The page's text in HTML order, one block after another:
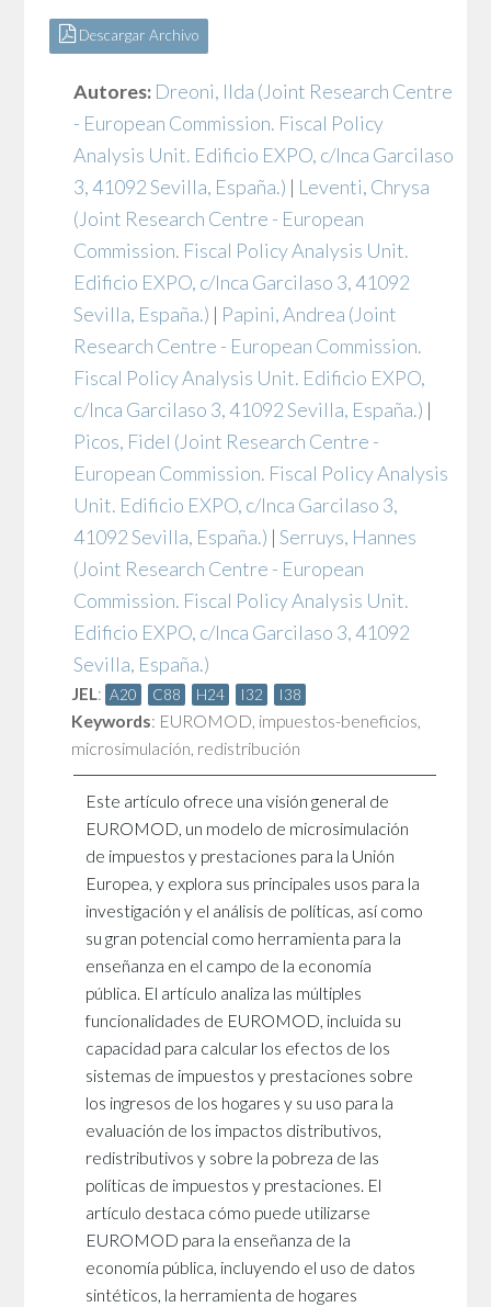
Descargar Archivo
Autores: Dreoni, Ilda (Joint Research Centre
- European Commission. Fiscal Policy
Analysis Unit. Edificio EXPO, c/Inca Garcilaso
3, 41092 Sevilla, España.) | Leventi, Chrysa
(Joint Research Centre - European
Commission. Fiscal Policy Analysis Unit.
Edificio EXPO, c/Inca Garcilaso 3, 41092
Sevilla, España.) | Papini, Andrea (Joint
Research Centre - European Commission.
Fiscal Policy Analysis Unit. Edificio EXPO,
c/Inca Garcilaso 3, 41092 Sevilla, España.) |
Picos, Fidel (Joint Research Centre -
European Commission. Fiscal Policy Analysis
Unit. Edificio EXPO, c/Inca Garcilaso 3,
41092 Sevilla, España.) |Serruys, Hannes
(Joint Research Centre - European
Commission. Fiscal Policy Analysis Unit.
Edificio EXPO, c/Inca Garcilaso 3, 41092
Sevilla, España.)
JEL: A20 C88 H24 I32 I38
Keywords: EUROMOD, impuestos-beneficios,
microsimulación, redistribución
Este artículo ofrece una visión general de
EUROMOD, un modelo de microsimulación
de impuestos y prestaciones para la Unión
Europea, y explora sus principales usos para la
investigación y el análisis de políticas, así como
su gran potencial como herramienta para la
enseñanza en el campo de la economía
pública. El artículo analiza las múltiples
funcionalidades de EUROMOD, incluida su
capacidad para calcular los efectos de los
sistemas de impuestos y prestaciones sobre
los ingresos de los hogares y su uso para la
evaluación de los impactos distributivos,
redistributivos y sobre la pobreza de las
políticas de impuestos y prestaciones. El
artículo destaca cómo puede utilizarse
EUROMOD para la enseñanza de la
economía pública, incluyendo el uso de datos
sintéticos, la herramienta de hogares